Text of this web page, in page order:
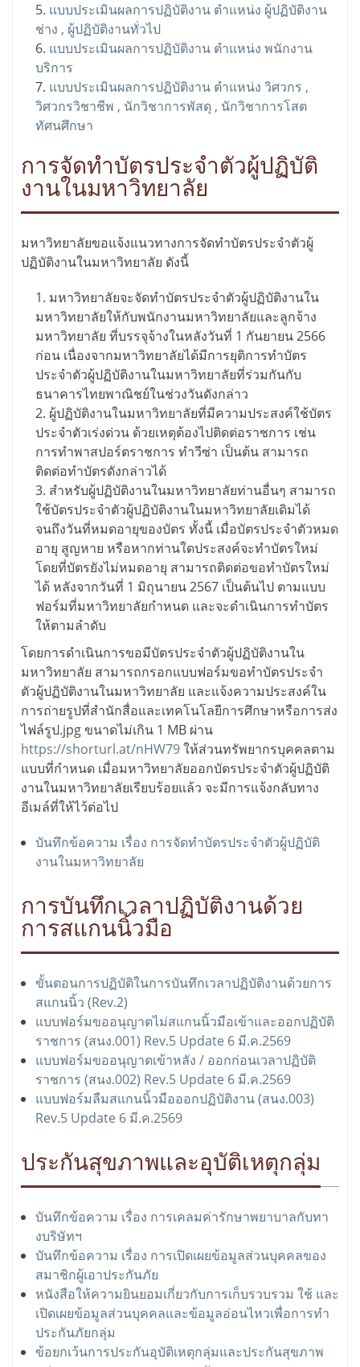
แบบประเมินผลการปฏิบัติงาน ตำแหน่ง ผู้ปฏิบัติงาน
ช่าง , ผู้ปฏิบัติงานทั่วไป
แบบประเมินผลการปฏิบัติงาน ตำแหน่ง พนักงาน
บริการ
แบบประเมินผลการปฏิบัติงาน ตำแหน่ง วิศวกร ,
วิศวกรวิชาชีพ , นักวิชาการพัสดุ , นักวิชาการโสต
ทัศนศึกษา
การจัดทำบัตรประจำตัวผู้ปฏิบัติ
งานในมหาวิทยาลัย
มหาวิทยาลัยขอแจ้งแนวทางการจัดทำบัตรประจำตัวผู้
ปฏิบัติงานในมหาวิทยาลัย ดังนี้
มหาวิทยาลัยจะจัดทำบัตรประจำตัวผู้ปฏิบัติงานใน
มหาวิทยาลัยให้กับพนักงานมหาวิทยาลัยและลูกจ้าง
มหาวิทยาลัย ที่บรรจุจ้างในหลังวันที่ 1 กันยายน 2566
ก่อน เนื่องจากมหาวิทยาลัยได้มีการยุติการทำบัตร
ประจำตัวผู้ปฏิบัติงานในมหาวิทยาลัยที่ร่วมกันกับ
ธนาคารไทยพาณิชย์ในช่วงวันดังกล่าว
ผู้ปฏิบัติงานในมหาวิทยาลัยที่มีความประสงค์ใช้บัตร
ประจำตัวเร่งด่วน ด้วยเหตุต้องไปติดต่อราชการ เช่น
การทำพาสปอร์ตราชการ ทำวีซ่า เป็นต้น สามารถ
ติดต่อทำบัตรดังกล่าวได้
สำหรับผู้ปฏิบัติงานในมหาวิทยาลัยท่านอื่นๆ สามารถ
ใช้บัตรประจำตัวผู้ปฏิบัติงานในมหาวิทยาลัยเดิมได้
จนถึงวันที่หมดอายุของบัตร ทั้งนี้ เมื่อบัตรประจำตัวหมด
อายุ สูญหาย หรือหากท่านใดประสงค์จะทำบัตรใหม่
โดยที่บัตรยังไม่หมดอายุ สามารถติดต่อขอทำบัตรใหม่
ได้ หลังจากวันที่ 1 มิถุนายน 2567 เป็นต้นไป ตามแบบ
ฟอร์มที่มหาวิทยาลัยกำหนด และจะดำเนินการทำบัตร
ให้ตามลำดับ
โดยการดำเนินการขอมีบัตรประจำตัวผู้ปฏิบัติงานใน
มหาวิทยาลัย สามารถกรอกแบบฟอร์มขอทำบัตรประจำ
ตัวผู้ปฏิบัติงานในมหาวิทยาลัย และแจ้งความประสงค์ใน
การถ่ายรูปที่สำนักสื่อและเทคโนโลยีการศึกษาหรือการส่ง
ไฟล์รูป.jpg ขนาดไม่เกิน 1 MB ผ่าน
https://shorturl.at/nHW79ให้ส่วนทรัพยากรบุคคลตาม
แบบที่กำหนด เมื่อมหาวิทยาลัยออกบัตรประจำตัวผู้ปฏิบัติ
งานในมหาวิทยาลัยเรียบร้อยแล้ว จะมีการแจ้งกลับทาง
อีเมล์ที่ให้ไว้ต่อไป
บันทึกข้อความ เรื่อง การจัดทำบัตรประจำตัวผู้ปฏิบัติ
งานในมหาวิทยาลัย
การบันทึกเวลาปฏิบัติงานด้วย
การสแกนนิ้วมือ
ขั้นตอนการปฏิบัติในการบันทึกเวลาปฏิบัติงานด้วยการ
สแกนนิ้ว (Rev.2)
แบบฟอร์มขออนุญาตไม่สแกนนิ้วมือเข้าและออกปฏิบัติ
ราชการ (สนง.001) Rev.5 Update 6 มี.ค.2569
แบบฟอร์มขออนุญาตเข้าหลัง / ออกก่อนเวลาปฏิบัติ
ราชการ (สนง.002) Rev.5 Update 6 มี.ค.2569
แบบฟอร์มลืมสแกนนิ้วมือออกปฏิบัติงาน (สนง.003)
Rev.5 Update 6 มี.ค.2569
ประกันสุขภาพและอุบัติเหตุกลุ่ม
บันทึกข้อความ เรื่อง การเคลมค่ารักษาพยาบาลกับทา
งบริษัทฯ
บันทึกข้อความ เรื่อง การเปิดเผยข้อมูลส่วนบุคคลของ
สมาชิกผู้เอาประกันภัย
หนังสือให้ความยินยอมเกี่ยวกับการเก็บรวบรวม ใช้ และ
เปิดเผยข้อมูลส่วนบุคคลและข้อมูลอ่อนไหวเพื่อการทำ
ประกันภัยกลุ่ม
ข้อยกเว้นการประกันอุบัติเหตุกลุ่มและประกันสุขภาพ